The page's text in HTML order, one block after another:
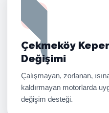
Çekmeköy
Değişimi
Çalışmayan, zorlanan,
kaldırmayan motorlarda
değişim desteği.